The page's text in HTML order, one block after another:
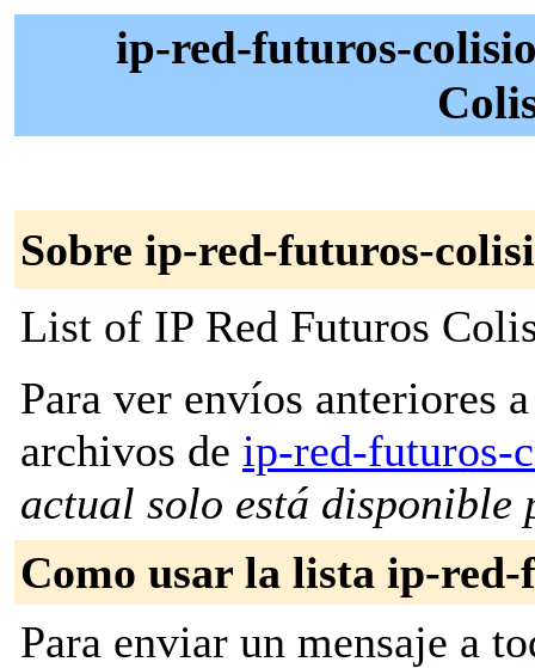
ip-red-futuros-
Sobre ip-red-futuros-
List of IP Red Futuros
Para ver envíos anteriores
archivos de ip-red-futuros-
actual solo está
Como usar la lista ip-
Para enviar un mensaje a